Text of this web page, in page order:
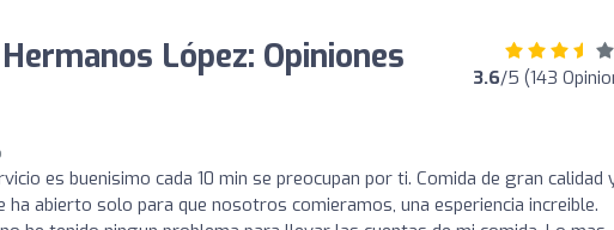
López: Opiniones 3.6/5 (143
es buenisimo cada 10 min se preocupan por ti. Comida de gran calidad
abierto solo para que nosotros comieramos, una esperiencia increible.